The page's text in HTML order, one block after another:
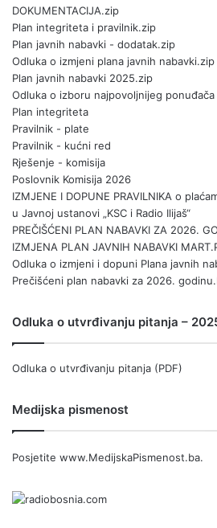
DOKUMENTACIJA.zip
Plan integriteta i pravilnik.zip
Plan javnih nabavki - dodatak.zip
Odluka o izmjeni plana javnih nabavki.zip
Plan javnih nabavki 2025.zip
Odluka o izboru najpovoljnijeg ponuđača
Plan integriteta
Pravilnik - plate
Pravilnik - kućni red
Rješenje - komisija
Poslovnik Komisija 2026
IZMJENE I DOPUNE PRAVILNIKA o
u Javnoj ustanovi „KSC i Radio Ilijaš“
PREČIŠĆENI PLAN NABAVKI ZA 2026.
IZMJENA PLAN JAVNIH NABAVKI
Odluka o izmjeni i dopuni Plana javnih
Prečišćeni plan nabavki za 2026.
Odluka o utvrđivanju pitanja –
Odluka o utvrđivanju pitanja (PDF)
Medijska pismenost
Posjetite www.MedijskaPismenost.ba.